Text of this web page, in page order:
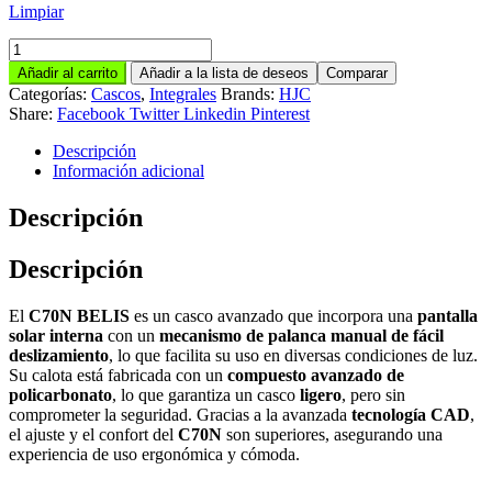
Limpiar
HJC
C70N
BELIS
MC1SF
cantidad
Añadir al carrito Añadir a la lista de deseos Comparar
Categorías: Cascos, Integrales Brands: HJC
Share: Facebook Twitter Linkedin Pinterest
Descripción
Información adicional
Descripción
Descripción
El C70N BELIS es un casco avanzado que incorpora una pantalla
solar interna con un mecanismo de palanca manual de fácil
deslizamiento, lo que facilita su uso en diversas condiciones de luz.
Su calota está fabricada con un compuesto avanzado de
policarbonato, lo que garantiza un casco ligero, pero sin
comprometer la seguridad. Gracias a la avanzada tecnología CAD,
el ajuste y el confort del C70N son superiores, asegurando una
experiencia de uso ergonómica y cómoda.